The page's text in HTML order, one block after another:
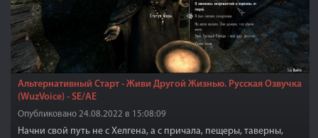
Альтернативный Старт - Живи Другой Жизнью. Русская Озвучка
(WuzVoice) - SE/AE
Опубликовано 24.08.2022 в 15:08:09
Начни свой путь не с Хелгена, а с причала, пещеры, таверны,